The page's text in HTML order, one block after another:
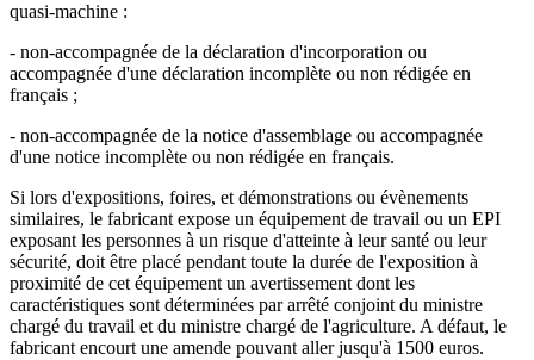
quasi-machine :
- non-accompagnée de la déclaration d'incorporation ou
accompagnée d'une déclaration incomplète ou non rédigée en
français ;
- non-accompagnée de la notice d'assemblage ou accompagnée
d'une notice incomplète ou non rédigée en français.
Si lors d'expositions, foires, et démonstrations ou évènements
similaires, le fabricant expose un équipement de travail ou un EPI
exposant les personnes à un risque d'atteinte à leur santé ou leur
sécurité, doit être placé pendant toute la durée de l'exposition à
proximité de cet équipement un avertissement dont les
caractéristiques sont déterminées par arrêté conjoint du ministre
chargé du travail et du ministre chargé de l'agriculture. A défaut, le
fabricant encourt une amende pouvant aller jusqu'à 1500 euros.